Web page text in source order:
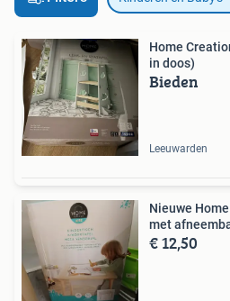
Home
in doos)
Bieden
Leeuwarden
Nieuwe
met
€ 12,50